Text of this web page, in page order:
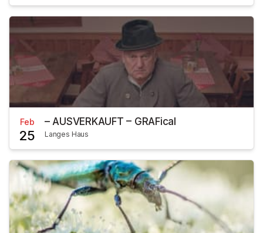
Feb
25
– AUSVERKAUFT – GRAFical
Langes Haus